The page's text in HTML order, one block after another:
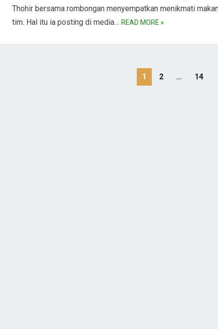
Thohir bersama rombongan menyempatkan menikmati
tim. Hal itu ia posting di media… READ MORE »
1 2 … 14